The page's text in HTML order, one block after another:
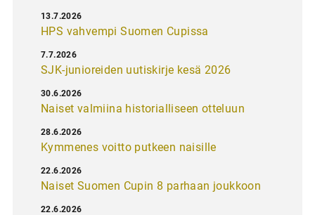
HPS vahvempi Suomen Cupissa
13.7.2026
SJK-junioreiden uutiskirje kesä 2026
7.7.2026
Naiset valmiina historialliseen otteluun
30.6.2026
Kymmenes voitto putkeen naisille
28.6.2026
Naiset Suomen Cupin 8 parhaan joukkoon
22.6.2026
22.6.2026